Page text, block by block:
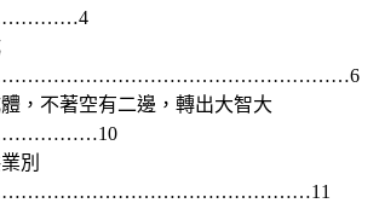
，不著空有二邊，轉出大智大
別